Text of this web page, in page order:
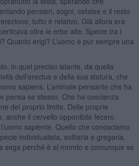
pensieri, sogni, cefalee e il resto
tutto è relativo. Già allora era
oltre le erbe alte. Specie tra i
Quanto erigi? L’uomo è pur sempre una
in quel preciso istante, da quella
dell’erectus e della sua statura, che
sapiens. L’animale pensante che ha
pensa se stesso. Che ha coscienza
del proprio limite. Delle proprie
anche il cervello opponibile fecero
sapiente. Quello che conosciamo
individualista, solitaria e gregaria.
sega perché è al mondo e comunque se